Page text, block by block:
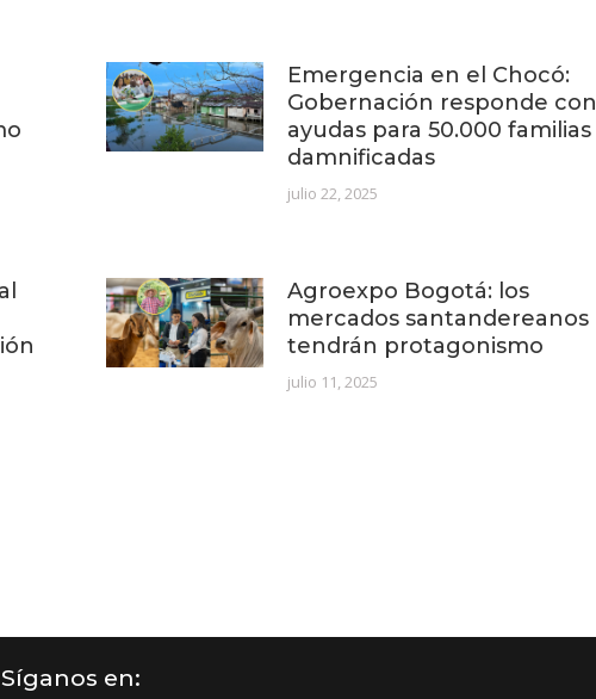
Emergencia en el Chocó:
Gobernación responde con
ayudas para 50.000 familias
damnificadas
julio 22, 2025
Agroexpo Bogotá: los
mercados santandereanos
tendrán protagonismo
julio 11, 2025
Síganos en: